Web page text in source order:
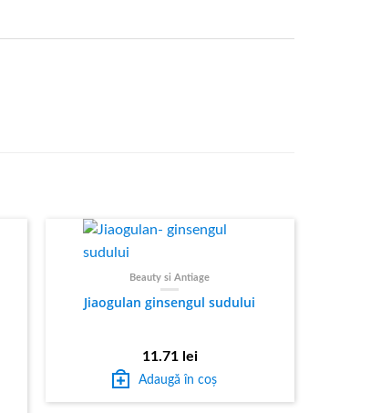
Beauty si Antiage
Jiaogulan ginsengul sudului
11.71 lei
Adaugă în coș